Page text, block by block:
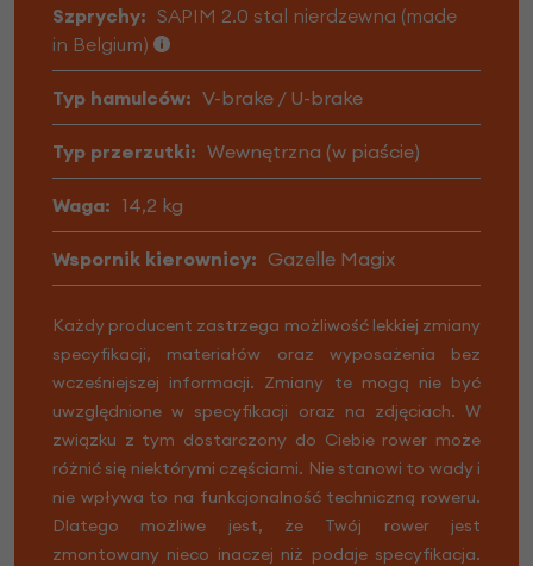
Szprychy: SAPIM 2.0 stal nierdzewna (made
in Belgium)
Typ hamulców: V-brake / U-brake
Typ przerzutki: Wewnętrzna (w piaście)
Waga: 14,2 kg
Wspornik kierownicy: Gazelle Magix
Każdy producent zastrzega możliwość lekkiej zmiany
specyfikacji, materiałów oraz wyposażenia bez
wcześniejszej informacji. Zmiany te mogą nie być
uwzględnione w specyfikacji oraz na zdjęciach. W
związku z tym dostarczony do Ciebie rower może
różnić się niektórymi częściami. Nie stanowi to wady i
nie wpływa to na funkcjonalność techniczną roweru.
Dlatego możliwe jest, że Twój rower jest
zmontowany nieco inaczej niż podaje specyfikacja.